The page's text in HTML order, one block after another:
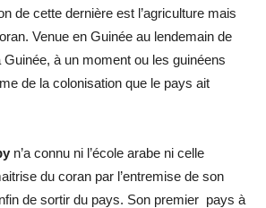
de cette dernière est l’agriculture mais
Venue en Guinée au lendemain de
Guinée, à un moment ou les guinéens
de la colonisation que le pays ait
n’a connu ni l’école arabe ni celle
du coran par l’entremise de son
de sortir du pays. Son premier pays à